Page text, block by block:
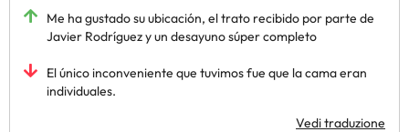
Me ha gustado su ubicación, el trato recibido por parte de
Javier Rodríguez y un desayuno súper completo
El único inconveniente que tuvimos fue que la cama eran
individuales.
Vedi traduzione